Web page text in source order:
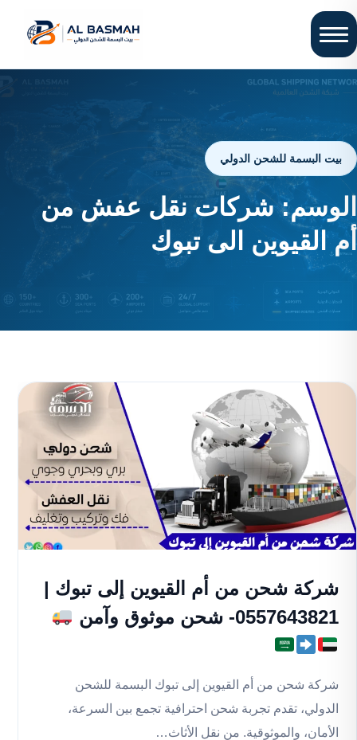
بيت البسمة للشحن الدولي
الوسم:شركات نقل عفش من
أم القيوين الى تبوك
شركة شحن من أم القيوين إلى تبوك |
0557643821- شحن موثوق وآمن
شركة شحن من أم القيوين إلى تبوك البسمة للشحن
الدولي، تقدم تجربة شحن احترافية تجمع بين السرعة،
الأمان، والموثوقية. من نقل الأثاث…